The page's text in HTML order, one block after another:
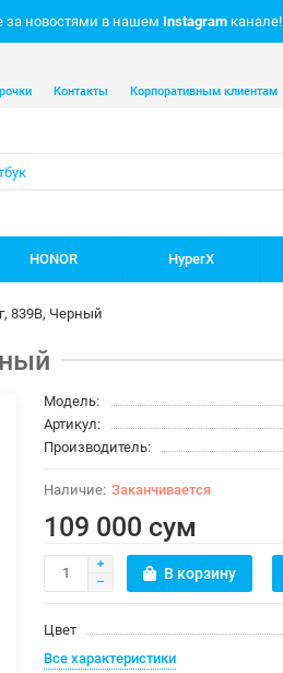
за новостями в нашем Instagram канале!
Контакты Корпоративным клиентам
HONOR HyperX
839B, Черный
Модель:
Артикул:
Производитель:
Заканчивается
109 000 сум
В корзину
Цвет
Все характеристики